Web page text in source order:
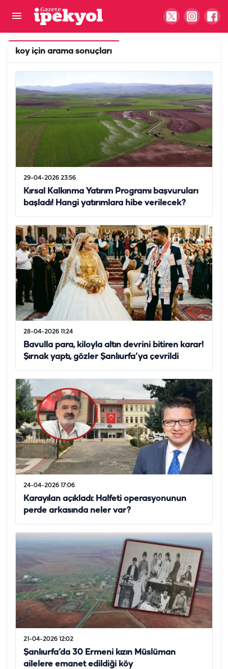
koyiçin arama sonuçları
29-04-2026 23:56
Kırsal Kalkınma Yatırım Programı başvuruları
başladı! Hangi yatırımlara hibe verilecek?
28-04-2026 11:24
Bavulla para, kiloyla altın devrini bitiren karar!
Şırnak yaptı, gözler Şanlıurfa’ya çevrildi
24-04-2026 17:06
Karayılan açıkladı: Halfeti operasyonunun
perde arkasında neler var?
21-04-2026 12:02
Şanlıurfa’da 30 Ermeni kızın Müslüman
ailelere emanet edildiği köy